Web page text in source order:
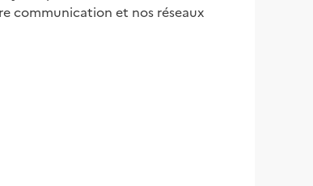
communication et nos réseaux